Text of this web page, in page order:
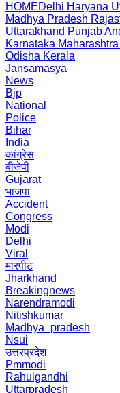
HOMEDelhi Haryana
Madhya Pradesh
Uttarakhand Punjab
Karnataka Maharashtra
Odisha Kerala
Jansamasya
News
Bjp
National
Police
Bihar
India
कांग्रेस
बीजेपी
Gujarat
भाजपा
Accident
Congress
Modi
Delhi
Viral
मारपीट
Jharkhand
Breakingnews
Narendramodi
Nitishkumar
Madhya_pradesh
Nsui
उत्तरप्रदेश
Pmmodi
Rahulgandhi
Uttarpradesh